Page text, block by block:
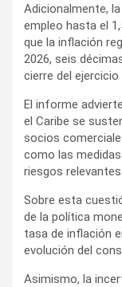
Adicionalmente,
empleo hasta el
que la inflación
2026, seis
cierre del ejercicio
El informe
el Caribe se
socios
como las
riesgos relevantes.
Sobre esta
de la política
tasa de inflación
evolución del
Asimismo, la